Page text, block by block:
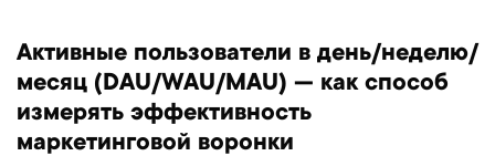
Активные пользователи в день/неделю/
месяц (DAU/WAU/MAU) — как способ
измерять эффективность
маркетинговой воронки